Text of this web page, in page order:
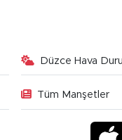
Düzce Hava
Tüm Manşetler